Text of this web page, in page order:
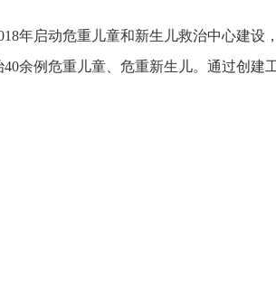
年启动危重儿童和新生儿救治中心建设
余例危重儿童、危重新生儿。通过创建